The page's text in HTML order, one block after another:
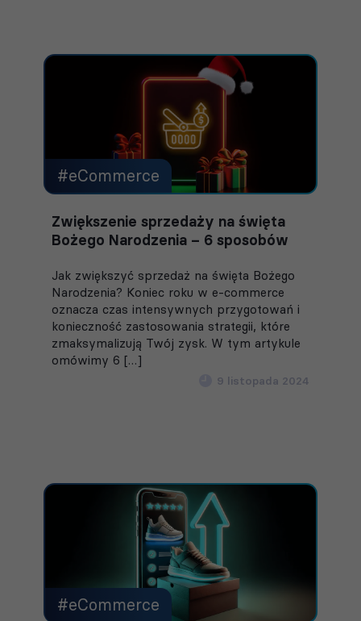
#eCommerce
Zwiększenie sprzedaży na święta
Bożego Narodzenia – 6 sposobów
Jak zwiększyć sprzedaż na święta Bożego
Narodzenia? Koniec roku w e-commerce
oznacza czas intensywnych przygotowań i
konieczność zastosowania strategii, które
zmaksymalizują Twój zysk. W tym artykule
omówimy 6 […]
9 listopada 2024
#eCommerce